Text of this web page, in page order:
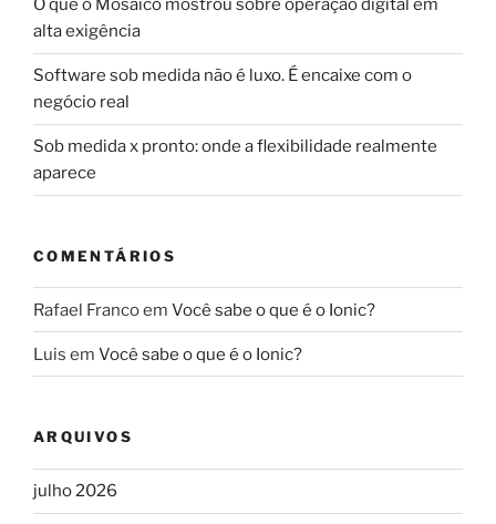
O que o Mosaico mostrou sobre operação digital em
alta exigência
Software sob medida não é luxo. É encaixe com o
negócio real
Sob medida x pronto: onde a flexibilidade realmente
aparece
COMENTÁRIOS
Rafael Francoem Você sabe o que é o Ionic?
Luis em Você sabe o que é o Ionic?
ARQUIVOS
julho 2026